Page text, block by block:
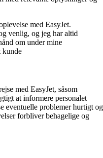
med EasyJet.
venlig, og jeg har altid
om under mine
kunde
med EasyJet, såsom
at informere personalet
eventuelle problemer hurtigt og
forbliver behagelige og